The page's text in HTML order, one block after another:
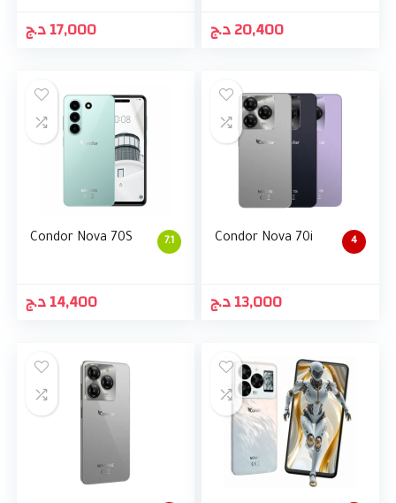
17,000د.ج 20,400د.ج
7.1
Condor Nova 70S
14,400د.ج
4
Condor Nova 70i
13,000د.ج